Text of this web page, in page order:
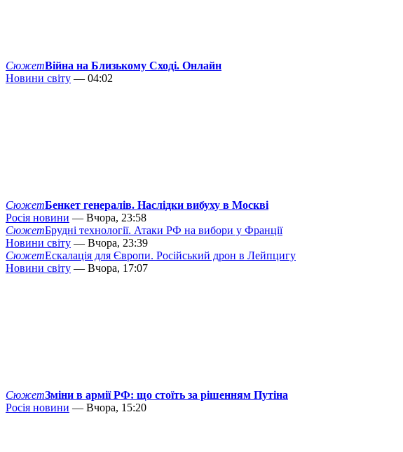
СюжетВійна на Близькому Сході. Онлайн
Новини світу — 04:02
СюжетБенкет генералів. Наслідки вибуху в Москві
Росія новини — Вчора, 23:58
СюжетБрудні технології. Атаки РФ на вибори у Франції
Новини світу — Вчора, 23:39
СюжетЕскалація для Європи. Російський дрон в Лейпцигу
Новини світу — Вчора, 17:07
СюжетЗміни в армії РФ: що стоїть за рішенням Путіна
Росія новини — Вчора, 15:20